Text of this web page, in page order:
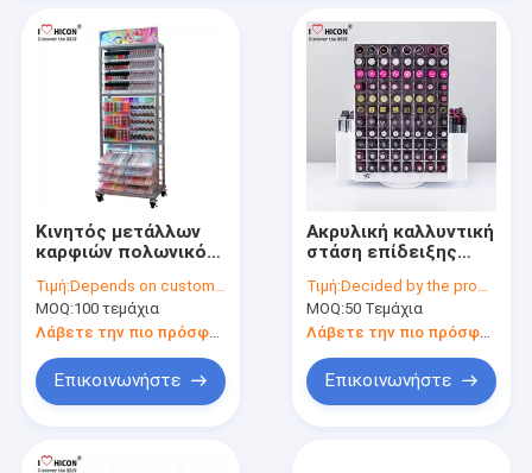
Κινητός μετάλλων
καρφιών πολωνικός
επίδειξης
διοργανωτής
ομορφιάς στάσεων
σαφής
Τιμή:Depends on customer's needs
MOQ:100 τεμάχια
Λάβετε την πιο πρόσφατη τιμή
Επικοινωνήστε
Ακρυλική καλλυντική
στάση επίδειξης
Makeup,
περηστρεφόμενο 2-
Way σκευοθέσιο
επίδειξης κραγιόν
Τιμή:Decided by the product specifications
MOQ:50 Τεμάχια
Επικοινωνήστε